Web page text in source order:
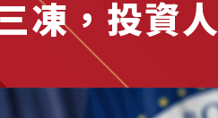
凍，投資